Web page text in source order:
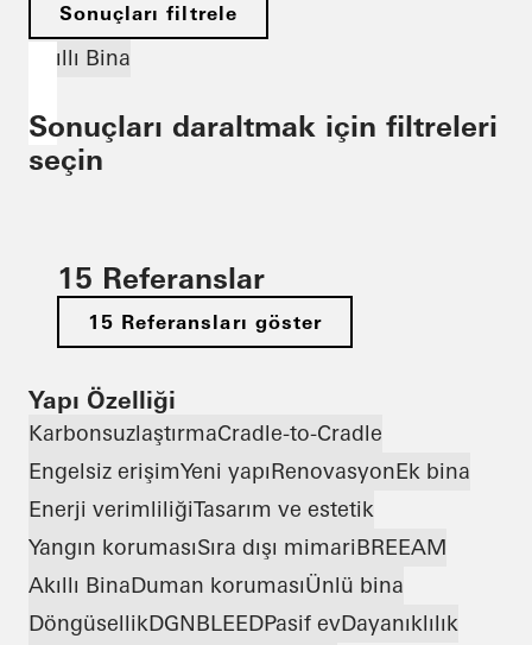
Sonuçları filtrele
Akıllı Bina
Sonuçları daraltmak için filtreleri
seçin
15 Referanslar
15 Referansları göster
Yapı Özelliği
KarbonsuzlaştırmaCradle-to-Cradle
Engelsiz erişimYeni yapıRenovasyonEk bina
Enerji verimliliğiTasarım ve estetik
Yangın korumasıSıra dışı mimariBREEAM
Akıllı BinaDuman korumasıÜnlü bina
DöngüsellikDGNBLEEDPasif evDayanıklılık